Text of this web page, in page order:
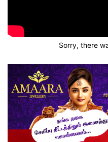
Sorry, there